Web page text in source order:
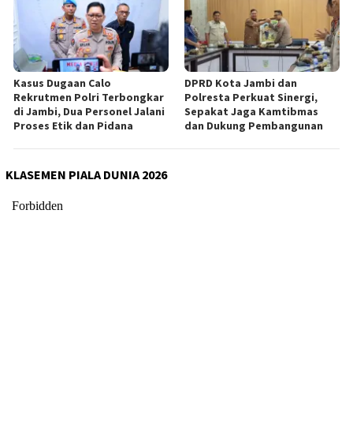
Kasus Dugaan Calo
Rekrutmen Polri Terbongkar
di Jambi, Dua Personel Jalani
Proses Etik dan Pidana
DPRD Kota Jambi dan
Polresta Perkuat Sinergi,
Sepakat Jaga Kamtibmas
dan Dukung Pembangunan
KLASEMEN PIALA DUNIA 2026